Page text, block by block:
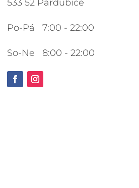
533 52 Pardubice
Po-Pá 7:00 - 22:00
So-Ne 8:00 - 22:00